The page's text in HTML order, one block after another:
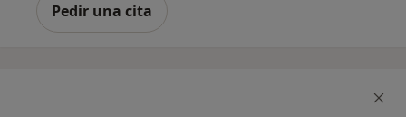
Pedir una cita